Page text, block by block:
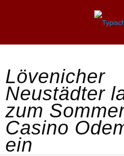
Lövenicher
Neustädter
zum
Casino
ein